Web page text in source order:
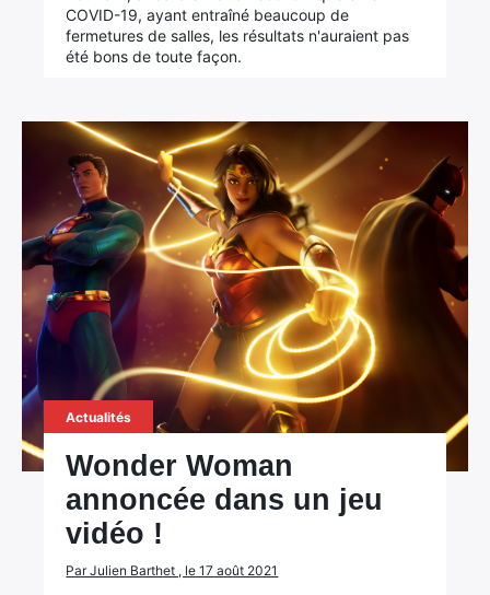
COVID-19, ayant entraîné beaucoup de
fermetures de salles, les résultats n'auraient pas
été bons de toute façon.
Actualités
Wonder Woman
annoncée dans un jeu
vidéo !
Par Julien Barthet , le 17 août 2021